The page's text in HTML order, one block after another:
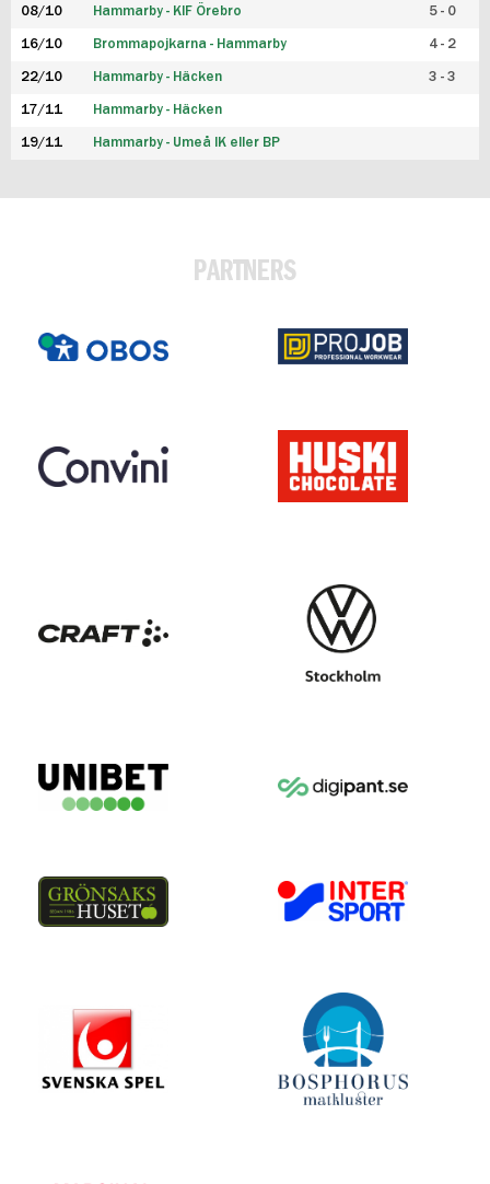
08/10 Hammarby - KIF Örebro 5 - 0
16/10 Brommapojkarna - Hammarby 4 - 2
22/10 Hammarby - Häcken 3 - 3
17/11 Hammarby - Häcken
19/11 Hammarby - Umeå IK eller BP
PARTNERS